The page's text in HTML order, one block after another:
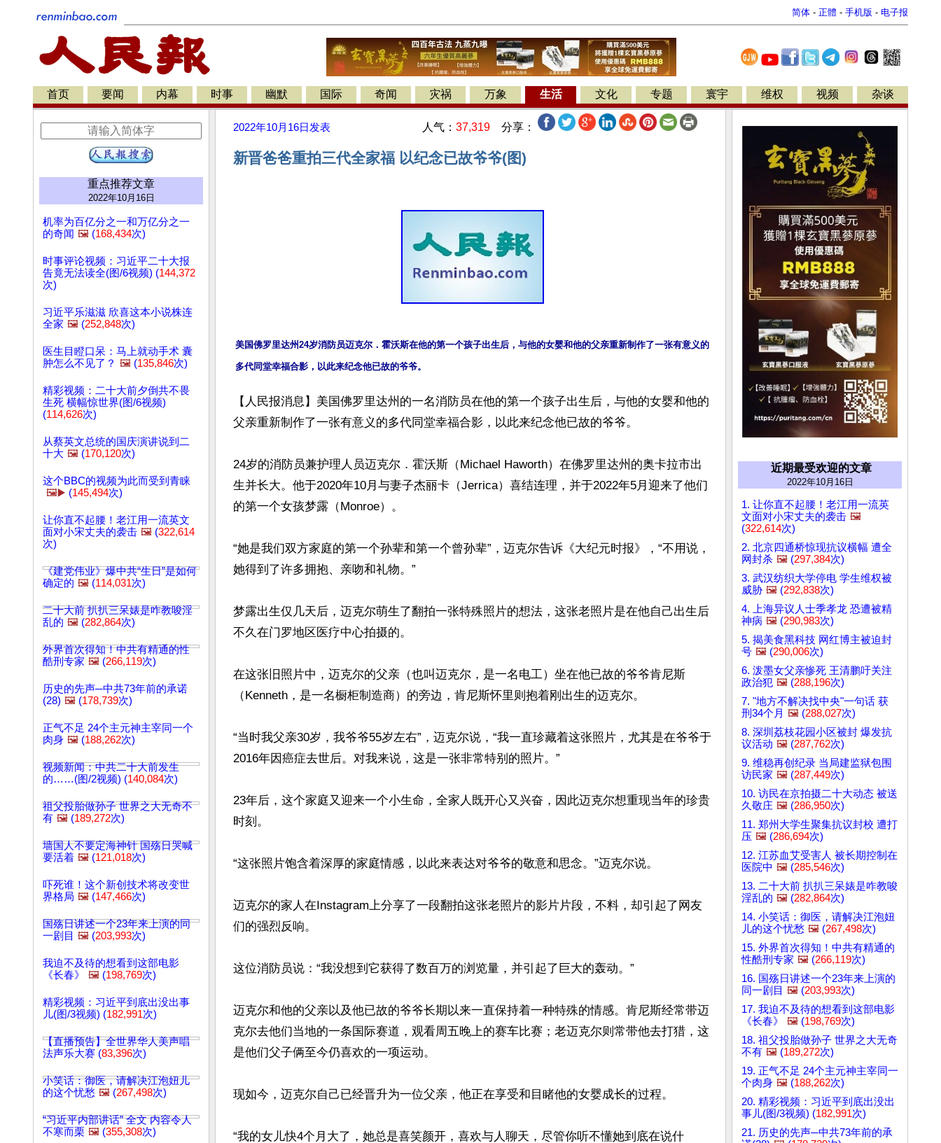
简体 - 正體 - 手机版 - 电子报
首页 要闻 内幕 时事 幽默 国际 奇闻 灾祸 万象 生活 文化 专题 寰宇 维权 视频 杂谈
重点推荐文章
2022年10月16日
机率为百亿分之一和万亿分之一
的奇闻 🖼️ (168,434次)
时事评论视频：习近平二十大报
告竟无法读全(图/6视频) (144,372
次)
习近平乐滋滋 欣喜这本小说株连
全家 🖼️ (252,848次)
医生目瞪口呆：马上就动手术 囊
肿怎么不见了？ 🖼️ (135,846次)
精彩视频：二十大前夕倒共不畏
生死 横幅惊世界(图/6视频)
(114,626次)
从蔡英文总统的国庆演讲说到二
十大 🖼️ (170,120次)
这个BBC的视频为此而受到青睐
🖼️▶️ (145,494次)
让你直不起腰！老江用一流英文
面对小宋丈夫的袭击 🖼️ (322,614
次)
《建党伟业》爆中共“生日”是如何
确定的 🖼️ (114,031次)
二十大前 扒扒三呆婊是咋教唆淫
乱的 🖼️ (282,864次)
外界首次得知！中共有精通的性
酷刑专家 🖼️ (266,119次)
历史的先声─中共73年前的承诺
(28) 🖼️ (178,739次)
正气不足 24个主元神主宰同一个
肉身 🖼️ (188,262次)
视频新闻：中共二十大前发生
的……(图/2视频) (140,084次)
祖父投胎做孙子 世界之大无奇不
有 🖼️ (189,272次)
墙国人不要定海神针 国殇日哭喊
要活着 🖼️ (121,018次)
吓死谁！这个新创技术将改变世
界格局 🖼️ (147,466次)
国殇日讲述一个23年来上演的同
一剧目 🖼️ (203,993次)
我迫不及待的想看到这部电影
《长春》
🖼️ (198,769次)
精彩视频：习近平到底出没出事
儿(图/3视频) (182,991次)
【直播预告】全世界华人美声唱
法声乐大赛 (83,396次)
小笑话：御医，请解决江泡妞儿
的这个忧愁 🖼️ (267,498次)
“习近平内部讲话” 全文 内容令人
不寒而栗 🖼️ (355,308次)
2022年10月16日 发表 人气： 37,319 分享：
新晋爸爸重拍三代全家福 以纪念已故爷爷(图)
美国佛罗里达州24岁消防员迈克尔．霍沃斯在他的第一个孩子出生后，与他的女婴和他的父亲重新制作了一张有意义的
【人民报消息】美国佛罗里达州的一名消防员在他的第一个孩子出生后，与他的女婴和他的
父亲重新制作了一张有意义的多代同堂幸福合影，以此来纪念他已故的爷爷。
24岁的消防员兼护理人员迈克尔．霍沃斯（Michael Haworth）在佛罗里达州的奥卡拉市出
生并长大。他于2020年10月与妻子杰丽卡（Jerrica）喜结连理，并于2022年5月迎来了他们
的第一个女孩梦露（Monroe）。
“她是我们双方家庭的第一个孙辈和第一个曾孙辈”，迈克尔告诉《大纪元时报》，“不用说，
她得到了许多拥抱、亲吻和礼物。”
梦露出生仅几天后，迈克尔萌生了翻拍一张特殊照片的想法，这张老照片是在他自己出生后
不久在门罗地区医疗中心拍摄的。
在这张旧照片中，迈克尔的父亲（也叫迈克尔，是一名电工）坐在他已故的爷爷肯尼斯
（Kenneth，是一名橱柜制造商）的旁边，肯尼斯怀里则抱着刚出生的迈克尔。
“当时我父亲30岁，我爷爷55岁左右”，迈克尔说，“我一直珍藏着这张照片，尤其是在爷爷于
2016年因癌症去世后。对我来说，这是一张非常特别的照片。”
23年后，这个家庭又迎来一个小生命，全家人既开心又兴奋，因此迈克尔想重现当年的珍贵
时刻。
“这张照片饱含着深厚的家庭情感，以此来表达对爷爷的敬意和思念。”迈克尔说。
迈克尔的家人在Instagram上分享了一段翻拍这张老照片的影片片段，不料，却引起了网友
们的强烈反响。
这位消防员说：“我没想到它获得了数百万的浏览量，并引起了巨大的轰动。”
迈克尔和他的父亲以及他已故的爷爷长期以来一直保持着一种特殊的情感。肯尼斯经常带迈
克尔去他们当地的一条国际赛道，观看周五晚上的赛车比赛；老迈克尔则常带他去打猎，这
是他们父子俩至今仍喜欢的一项运动。
现如今，迈克尔自己已经晋升为一位父亲，他正在享受和目睹他的女婴成长的过程。
“我的女儿快4个月大了，她总是喜笑颜开，喜欢与人聊天，尽管你听不懂她到底在说什
近期最受欢迎的文章
2022年10月16日
1. 让你直不起腰！老江用一流英
文面对小宋丈夫的袭击 🖼️
(322,614次)
2. 北京四通桥惊现抗议横幅 遭全
网封杀 🖼️ (297,384次)
3. 武汉纺织大学停电 学生维权被
威胁 🖼️ (292,838次)
4. 上海异议人士季孝龙 恐遭被精
神病 🖼️ (290,983次)
5. 揭美食黑科技 网红博主被迫封
号 🖼️ (290,006次)
6. 泼墨女父亲惨死 王清鹏吁关注
政治犯 🖼️ (288,196次)
7. "地方不解决找中央"一句话 获
刑34个月 🖼️ (288,027次)
8. 深圳荔枝花园小区被封 爆发抗
议活动 🖼️ (287,762次)
9. 维稳再创纪录 当局建监狱包围
访民家 🖼️ (287,449次)
10. 访民在京拍摄二十大动态 被送
久敬庄 🖼️ (286,950次)
11. 郑州大学生聚集抗议封校 遭打
压 🖼️ (286,694次)
12. 江苏血艾受害人 被长期控制在
医院中 🖼️ (285,546次)
13. 二十大前 扒扒三呆婊是咋教唆
淫乱的 🖼️ (282,864次)
14. 小笑话：御医，请解决江泡妞
儿的这个忧愁 🖼️ (267,498次)
15. 外界首次得知！中共有精通的
性酷刑专家 🖼️ (266,119次)
16. 国殇日讲述一个23年来上演的
同一剧目 🖼️ (203,993次)
17. 我迫不及待的想看到这部电影
《长春》
🖼️ (198,769次)
18. 祖父投胎做孙子 世界之大无奇
不有 🖼️ (189,272次)
19. 正气不足 24个主元神主宰同一
个肉身 🖼️ (188,262次)
20. 精彩视频：习近平到底出没出
事儿(图/3视频) (182,991次)
21. 历史的先声─中共73年前的承